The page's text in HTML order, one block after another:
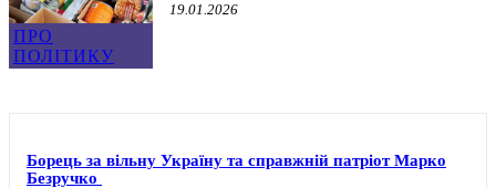
ПРО
ПОЛІТИКУ
19.01.2026
Борець за вільну Україну та справжній патріот Марко
Безручко